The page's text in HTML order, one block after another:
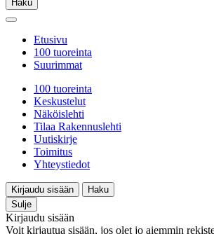
Haku
Etusivu
100 tuoreinta
Suurimmat
100 tuoreinta
Keskustelut
Näköislehti
Tilaa Rakennuslehti
Uutiskirje
Toimitus
Yhteystiedot
Kirjaudu sisään
Haku
Sulje
Kirjaudu sisään
Voit kirjautua sisään, jos olet jo aiemmin